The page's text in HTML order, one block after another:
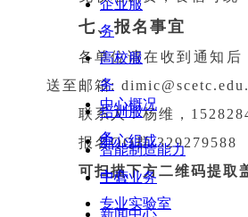
七、报名事宜
各单位请在收到通知
送至邮箱:
联系人：杨维，
报名QQ群:329279588
可扫描下方二维码提取
企业服
务
高校服
务
培训服
务
中心概况
中心组成
主营业务
智能制造能力
中心
专业实验室